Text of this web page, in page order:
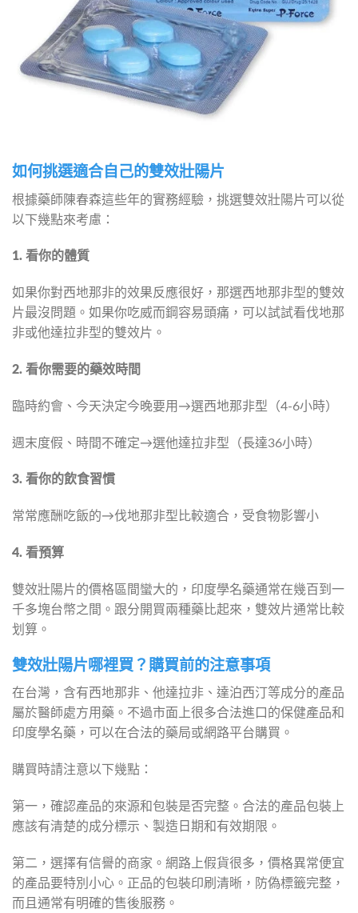
如何挑選適合自己的雙效壯陽片
根據藥師陳春森這些年的實務經驗，挑選雙效壯陽片可以從
以下幾點來考慮：
1. 看你的體質
如果你對西地那非的效果反應很好，那選西地那非型的雙效
片最沒問題。如果你吃威而鋼容易頭痛，可以試試看伐地那
非或他達拉非型的雙效片。
2. 看你需要的藥效時間
臨時約會、今天決定今晚要用→選西地那非型（4-6小時）
週末度假、時間不確定→選他達拉非型（長達36小時）
3. 看你的飲食習慣
常常應酬吃飯的→伐地那非型比較適合，受食物影響小
4. 看預算
雙效壯陽片的價格區間蠻大的，印度學名藥通常在幾百到一
千多塊台幣之間。跟分開買兩種藥比起來，雙效片通常比較
划算。
雙效壯陽片哪裡買？購買前的注意事項
在台灣，含有西地那非、他達拉非、達泊西汀等成分的產品
屬於醫師處方用藥。不過市面上很多合法進口的保健產品和
印度學名藥，可以在合法的藥局或網路平台購買。
購買時請注意以下幾點：
第一，確認產品的來源和包裝是否完整。合法的產品包裝上
應該有清楚的成分標示、製造日期和有效期限。
第二，選擇有信譽的商家。網路上假貨很多，價格異常便宜
的產品要特別小心。正品的包裝印刷清晰，防偽標籤完整，
而且通常有明確的售後服務。